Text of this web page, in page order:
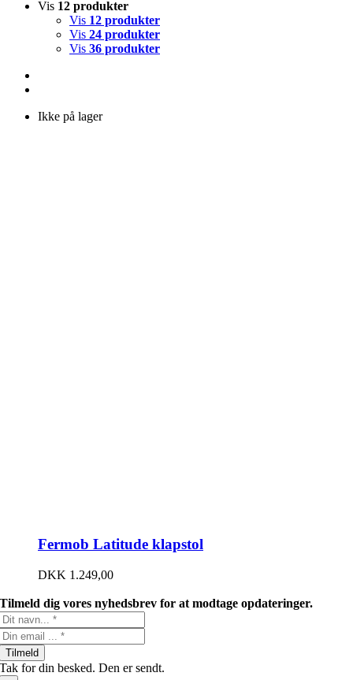
Vis 12 produkter
Vis 12 produkter
Vis 24 produkter
Vis 36 produkter
Ikke på lager
Fermob Latitude klapstol
DKK 1.249,00
Tilmeld dig vores nyhedsbrev for at modtage opdateringer.
Tilmeld
Tak for din besked. Den er sendt.